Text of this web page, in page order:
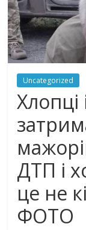
Uncategorized
ДТП і
це не
ФОТО